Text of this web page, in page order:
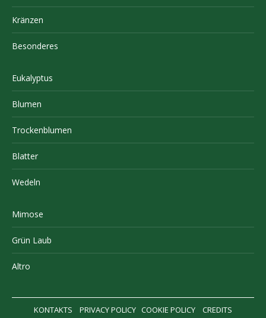
Kränzen
Besonderes
Eukalyptus
Blumen
Trockenblumen
Blatter
Wedeln
Mimose
Grün Laub
Altro
KONTAKTS PRIVACY POLICY COOKIE POLICY
CREDITS